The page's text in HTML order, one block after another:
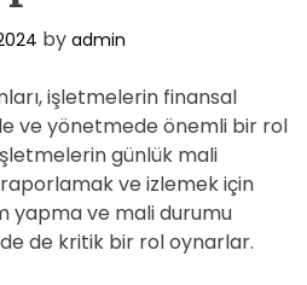
by admin
işletmelerin finansal
ve yönetmede önemli bir rol
günlük mali
ve izlemek için
yapma ve mali durumu
de kritik bir rol oynarlar.